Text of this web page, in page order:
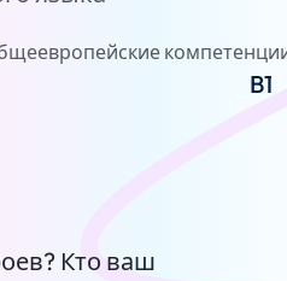
B1
Кто ваш